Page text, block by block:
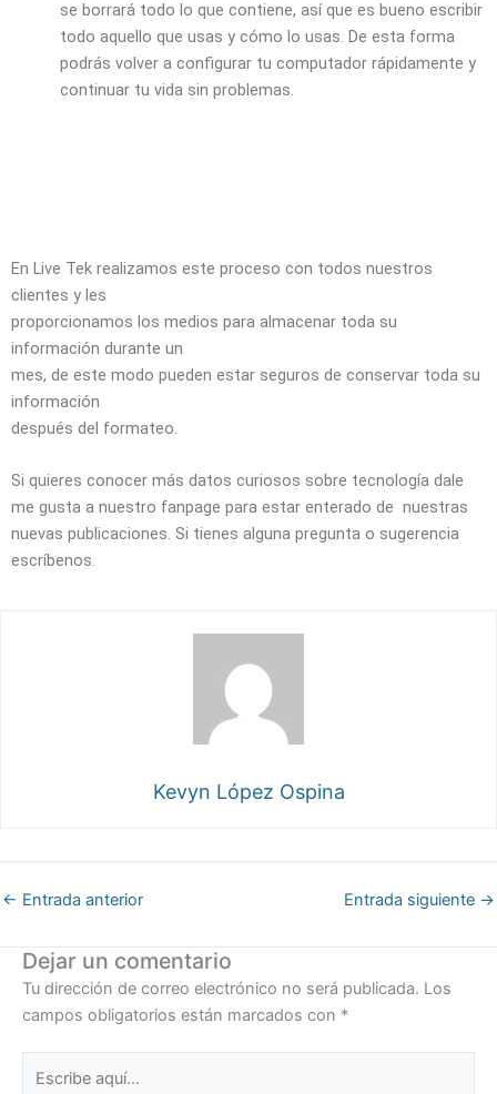
se borrará todo lo que contiene, así que es bueno escribir
todo aquello que usas y cómo lo usas. De esta forma
podrás volver a configurar tu computador rápidamente y
continuar tu vida sin problemas.
En Live Tek realizamos este proceso con todos nuestros
clientes y les
proporcionamos los medios para almacenar toda su
información durante un
mes, de este modo pueden estar seguros de conservar toda su
información
después del formateo.
Si quieres conocer más datos curiosos sobre tecnología dale
me gusta a nuestro fanpage para estar enterado de nuestras
nuevas publicaciones. Si tienes alguna pregunta o sugerencia
escríbenos.
Kevyn López Ospina
← Entrada anterior Entrada siguiente →
Dejar un comentario
Tu dirección de correo electrónico no será publicada. Los
campos obligatorios están marcados con *